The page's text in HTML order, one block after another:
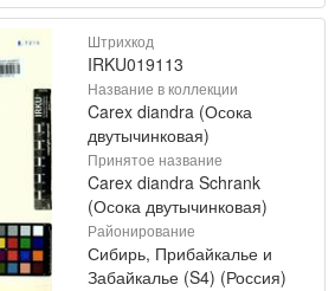
Штрихкод
IRKU019113
Название в коллекции
Carex diandra (Осока
двутычинковая)
Принятое название
Carex diandra Schrank
(Осока двутычинковая)
Районирование
Сибирь, Прибайкалье и
Забайкалье (S4) (Россия)